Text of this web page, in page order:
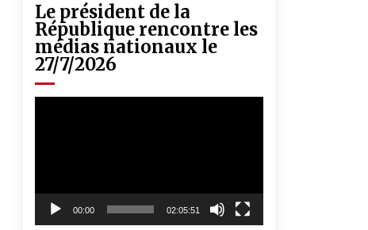
Oum el Gaïla / L’ogresse du M’zab
4 ans ago
5 ans ago
Le président de la
République rencontre les
médias nationaux le
27/7/2026
00:00 02:05:51